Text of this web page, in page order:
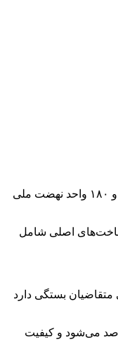
به نقل ازمحبوب حیدری روز شنبه در گفت و گو با خبرنگار ایرنا با اشاره به روند مطلوب عملیات اجرایی واحد مسکن ملی اردبیل اظهار کرد: در حال حاضر ۱۶ هزار و ۱۸۰ واحد نهضت ملی
اصلی شامل
بستگی دارد
می‌شود و کیفیت